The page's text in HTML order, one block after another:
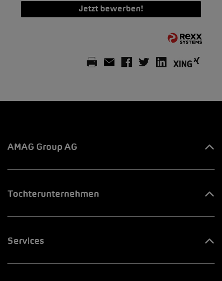
Jetzt bewerben!
AMAG Group AG
AMAG Group Blog
Tochterunternehmen
Services